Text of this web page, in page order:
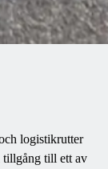
logistikrutter
tillgång till ett av